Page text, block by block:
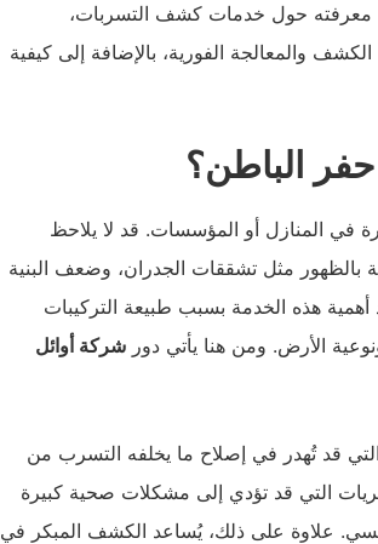
معرفته حول خدمات كشف التسربات،
والمعالجة الفورية، بالإضافة إلى كيفية
الباطن؟
في المنازل أو المؤسسات. قد لا يلاحظ
بالظهور مثل تشققات الجدران، وضعف البنية
أهمية هذه الخدمة بسبب طبيعة التركيبات
الأرض. ومن هنا يأتي دور شركة أوائل
قد تُهدر في إصلاح ما يخلفه التسرب من
التي قد تؤدي إلى مشكلات صحية كبيرة
علاوة على ذلك، يُساعد الكشف المبكر في